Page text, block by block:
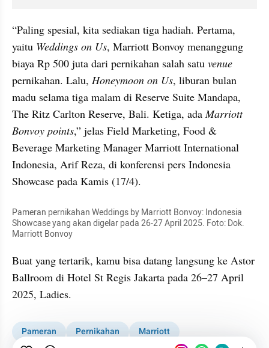
“Paling spesial, kita sediakan tiga hadiah. Pertama,
yaitu Weddings on Us, Marriott Bonvoy menanggung
biaya Rp 500 juta dari pernikahan salah satu
pernikahan. Lalu, Honeymoon on Us, liburan bulan
madu selama tiga malam di Reserve Suite Mandapa,
The Ritz Carlton Reserve, Bali. Ketiga, ada Marriott
Bonvoy points,” jelas Field Marketing, Food &
Beverage Marketing Manager Marriott International
Indonesia, Arif Reza, di konferensi pers Indonesia
Showcase pada Kamis (17/4).
Pameran pernikahan Weddings by Marriott Bonvoy: Indonesia
Showcase yang akan digelar pada 26-27 April 2025. Foto: Dok.
Marriott Bonvoy
Buat yang tertarik, kamu bisa datang langsung ke Astor
Ballroom di Hotel St Regis Jakarta pada 26–27 April
2025, Ladies.
Pameran Pernikahan
Marriott